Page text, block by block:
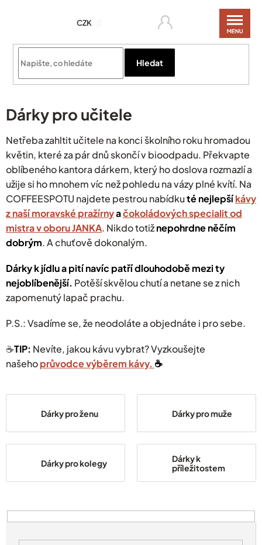
CZK
Hledat
Dárky pro učitele
Netřeba zahltit učitele na konci školního roku hromadou
květin, které za pár dnů skončí v bioodpadu. Překvapte
oblíbeného kantora dárkem, který ho doslova rozmazlí a
užije si ho mnohem víc než pohledu na vázy plné kvítí. Na
COFFEESPOTU najdete pestrou nabídkuté nejlepšíkávy
z naší moravské pražírnyačokoládových specialit od
mistra v oboru JANKA. Nikdo totižnepohrdne něčím
dobrým. A chuťově dokonalým.
Dárky k jídlu a pití navíc patří dlouhodobě mezi ty
nejoblíbenější. Potěší skvělou chutí a netane se z nich
zapomenutý lapač prachu.
P.S.: Vsadíme se, že neodoláte a objednáte i pro sebe.
☕️TIP: Nevíte, jakou kávu vybrat? Vyzkoušejte
našehoprůvodce výběrem kávy. ☕️
Dárky pro ženu Dárky pro muže
Dárky pro kolegy
Dárky k
příležitostem
V